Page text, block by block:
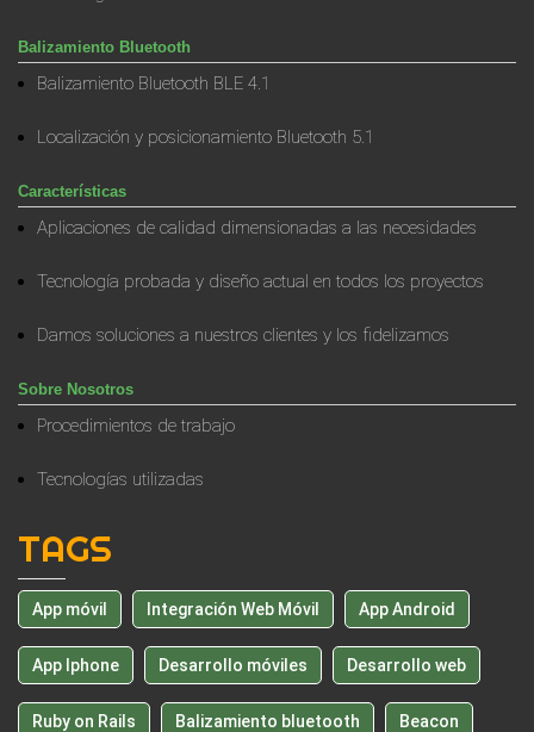
Balizamiento Bluetooth
Balizamiento Bluetooth BLE 4.1
Localización y posicionamiento Bluetooth 5.1
Características
Aplicaciones de calidad dimensionadas a las necesidades
Tecnología probada y diseño actual en todos los proyectos
Damos soluciones a nuestros clientes y los fidelizamos
Sobre Nosotros
Procedimientos de trabajo
Tecnologías utilizadas
TAGS
App móvil Integración Web Móvil App Android
App Iphone Desarrollo móviles Desarrollo web
Ruby on Rails Balizamiento bluetooth Beacon